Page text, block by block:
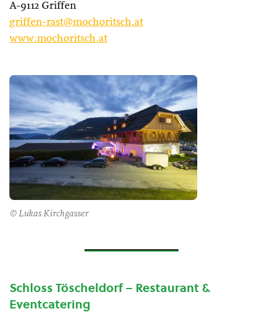
A-9112 Griffen
griffen-rast@mochoritsch.at
www.mochoritsch.at
© Lukas Kirchgasser
Schloss Töscheldorf – Restaurant &
Eventcatering